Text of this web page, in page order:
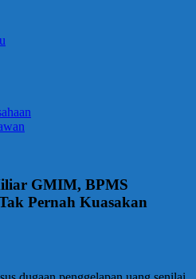
GMIM, BPMS
Pernah Kuasakan